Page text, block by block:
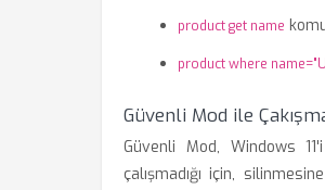
product get name
product where
Güvenli Mod ile
Güvenli Mod, Windows
çalışmadığı için,